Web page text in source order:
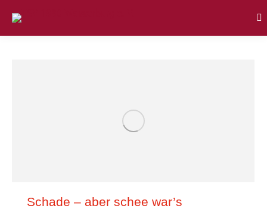
Schade – aber schee war’s